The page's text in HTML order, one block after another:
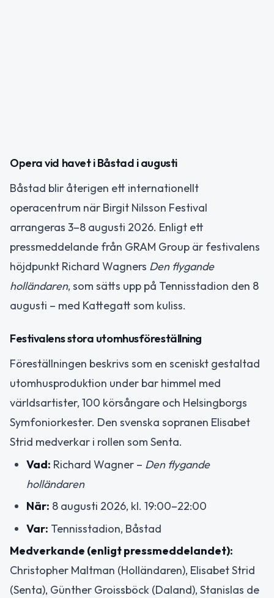
Opera vid havet i Båstad i augusti
Båstad blir återigen ett internationellt
operacentrum när Birgit Nilsson Festival
arrangeras 3–8 augusti 2026. Enligt ett
pressmeddelande från GRAM Group är festivalens
höjdpunkt Richard Wagners Den flygande
holländaren, som sätts upp på Tennisstadion den 8
augusti – med Kattegatt som kuliss.
Festivalens stora utomhusföreställning
Föreställningen beskrivs som en sceniskt gestaltad
utomhusproduktion under bar himmel med
världsartister, 100 körsångare och Helsingborgs
Symfoniorkester. Den svenska sopranen Elisabet
Strid medverkar i rollen som Senta.
Vad: Richard Wagner – Den flygande
holländaren
När: 8 augusti 2026, kl. 19:00–22:00
Var: Tennisstadion, Båstad
Medverkande (enligt pressmeddelandet):
Christopher Maltman (Holländaren), Elisabet Strid
(Senta), Günther Groissböck (Daland), Stanislas de